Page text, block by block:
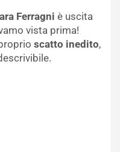
Ferragni è uscita
vista prima!
scatto inedito,